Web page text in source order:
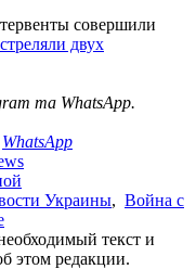
совершили
двух
та WhatsApp.
WhatsApp
Украины, Война с
текст и
этом редакции.